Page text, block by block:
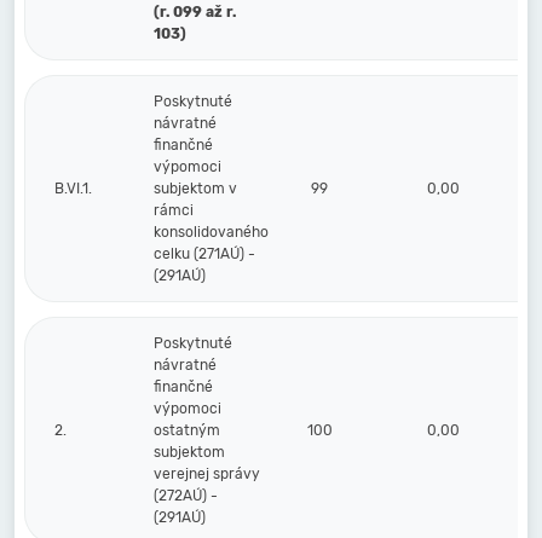
(r. 099 až r.
103)
B.VI.1.
Poskytnuté
návratné
finančné
výpomoci
subjektom v
rámci
konsolidovaného
celku (271AÚ) -
(291AÚ)
99 0,00
2.
Poskytnuté
návratné
finančné
výpomoci
ostatným
subjektom
verejnej správy
(272AÚ) -
(291AÚ)
100 0,00